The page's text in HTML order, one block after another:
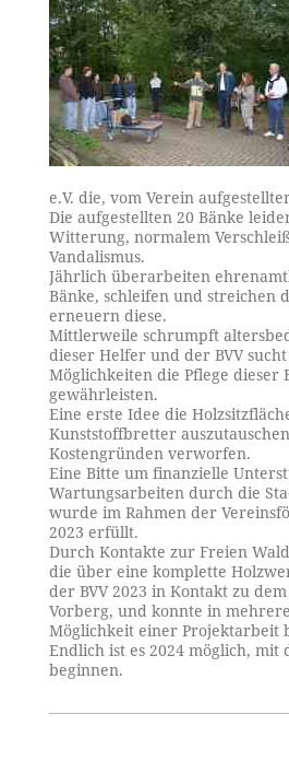
e.V. die, vom Verein
Die aufgestellten 20 Bänke
Witterung, normalem
Vandalismus.
Jährlich überarbeiten
Bänke, schleifen und streichen
erneuern diese.
Mittlerweile schrumpft
dieser Helfer und der BVV
Möglichkeiten die Pflege dieser
gewährleisten.
Eine erste Idee die
Kunststoffbretter
Kostengründen verworfen.
Eine Bitte um finanzielle
Wartungsarbeiten durch die
wurde im Rahmen der
2023 erfüllt.
Durch Kontakte zur Freien
die über eine komplette
der BVV 2023 in Kontakt zu
Vorberg, und konnte in
Möglichkeit einer Projektarbeit
Endlich ist es 2024 möglich, mit
beginnen.